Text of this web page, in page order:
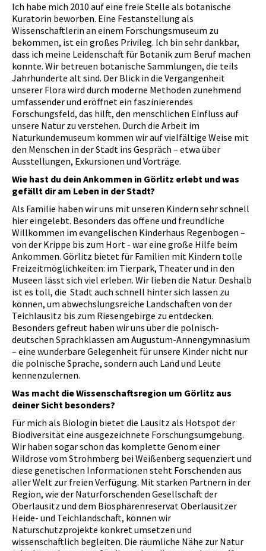
Ich habe mich 2010 auf eine freie Stelle als botanische
Kuratorin beworben. Eine Festanstellung als
Wissenschaftlerin an einem Forschungsmuseum zu
bekommen, ist ein großes Privileg. Ich bin sehr dankbar,
dass ich meine Leidenschaft für Botanik zum Beruf machen
konnte. Wir betreuen botanische Sammlungen, die teils
Jahrhunderte alt sind. Der Blick in die Vergangenheit
unserer Flora wird durch moderne Methoden zunehmend
umfassender und eröffnet ein faszinierendes
Forschungsfeld, das hilft, den menschlichen Einfluss auf
unsere Natur zu verstehen. Durch die Arbeit im
Naturkundemuseum kommen wir auf vielfältige Weise mit
den Menschen in der Stadt ins Gespräch – etwa über
Ausstellungen, Exkursionen und Vorträge.
Wie hast du dein Ankommen in Görlitz erlebt und was
gefällt dir am Leben in der Stadt?
Als Familie haben wir uns mit unseren Kindern sehr schnell
hier eingelebt. Besonders das offene und freundliche
Willkommen im evangelischen Kinderhaus Regenbogen –
von der Krippe bis zum Hort - war eine große Hilfe beim
Ankommen. Görlitz bietet für Familien mit Kindern tolle
Freizeitmöglichkeiten: im Tierpark, Theater und in den
Museen lässt sich viel erleben. Wir lieben die Natur. Deshalb
ist es toll, die Stadt auch schnell hinter sich lassen zu
können, um abwechslungsreiche Landschaften von der
Teichlausitz bis zum Riesengebirge zu entdecken.
Besonders gefreut haben wir uns über die polnisch-
deutschen Sprachklassen am Augustum-Annengymnasium
– eine wunderbare Gelegenheit für unsere Kinder nicht nur
die polnische Sprache, sondern auch Land und Leute
kennenzulernen.
Was macht die Wissenschaftsregion um Görlitz aus
deiner Sicht besonders?
Für mich als Biologin bietet die Lausitz als Hotspot der
Biodiversität eine ausgezeichnete Forschungsumgebung.
Wir haben sogar schon das komplette Genom einer
Wildrose vom Strohmberg bei Weißenberg sequenziert und
diese genetischen Informationen steht Forschenden aus
aller Welt zur freien Verfügung. Mit starken Partnern in der
Region, wie der Naturforschenden Gesellschaft der
Oberlausitz und dem Biosphärenreservat Oberlausitzer
Heide- und Teichlandschaft, können wir
Naturschutzprojekte konkret umsetzen und
wissenschaftlich begleiten. Die räumliche Nähe zur Natur